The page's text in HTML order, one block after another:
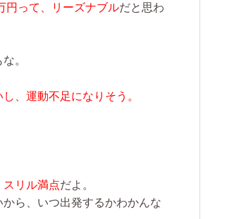
円って、リーズナブルだと思わ
。
、運動不足になりそう。
スリル満点だよ。
ら、いつ出発するかわかんな